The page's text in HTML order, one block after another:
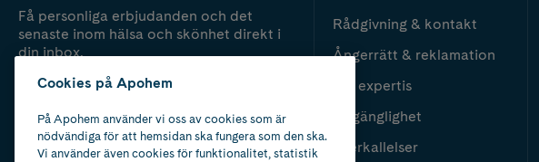
Få personliga erbjudanden och det
senaste inom hälsa och skönhet direkt i
din inbox.
Rådgivning & kontakt
Ångerrätt & reklamation
Vår expertis
Tillgänglighet
Återkallelser
Cookies på Apohem
På Apohem använder vi oss av cookies som är
nödvändiga för att hemsidan ska fungera som den ska.
Vi använder även cookies för funktionalitet, statistik